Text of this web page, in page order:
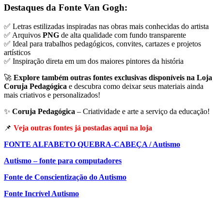
Destaques da Fonte Van Gogh:
✅ Letras estilizadas inspiradas nas obras mais conhecidas do artista
✅ Arquivos PNG de alta qualidade com fundo transparente
✅ Ideal para trabalhos pedagógicos, convites, cartazes e projetos
artísticos
✅ Inspiração direta em um dos maiores pintores da história
🚀 Explore também outras fontes exclusivas disponíveis na Loja
Coruja Pedagógica e descubra como deixar seus materiais ainda
mais criativos e personalizados!
✨ Coruja Pedagógica – Criatividade e arte a serviço da educação!
📌 Veja outras fontes já postadas aqui na loja
FONTE ALFABETO QUEBRA-CABEÇA / Autismo
Autismo – fonte para computadores
Fonte de Conscientização do Autismo
Fonte Incrí­vel Autismo